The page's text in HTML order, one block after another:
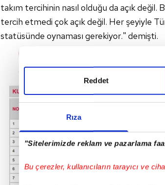
Rıza
"Sitelerimizde reklam ve pazarlama
Bu çerezler, kullanıcıların tarayıcı ve
Reddet
takım tercihinin nasıl olduğu da açık
tercih etmedi çok açık değil. Her şeyiyle
statüsünde oynaması gerekiyor." demişti.